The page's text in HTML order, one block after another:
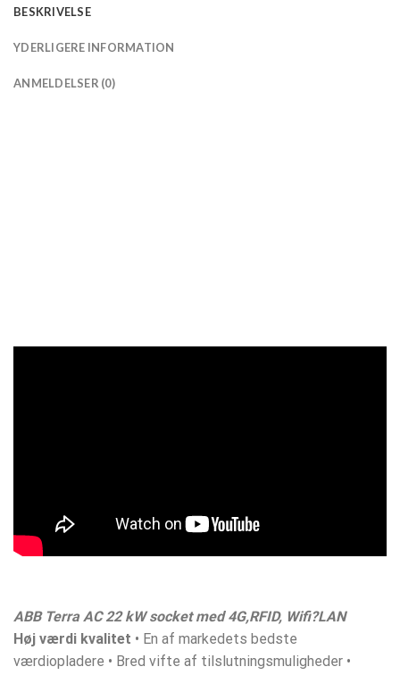
BESKRIVELSE
YDERLIGERE INFORMATION
ANMELDELSER (0)
ABB Terra AC 22 kW socket med 4G,RFID, Wifi?LAN
Høj værdi kvalitet • En af markedets bedste
værdiopladere • Bred vifte af tilslutningsmuligheder •